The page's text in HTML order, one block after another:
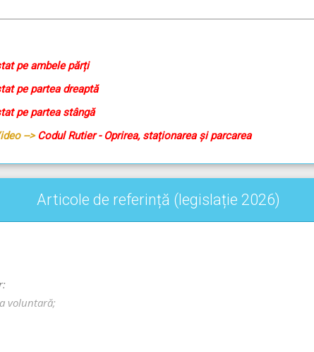
pe ambele părți
pe partea dreaptă
pe partea stângă
-->Codul Rutier - Oprirea, staționarea și parcarea
Articole de referință (legislație 2026)
voluntară;